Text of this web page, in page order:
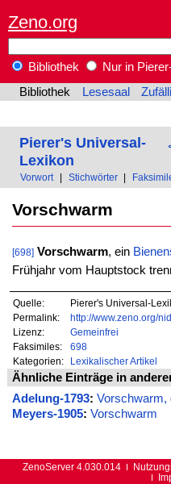
Zeno.org
Bibliothek
Nur in
Bibliothek
Lesesaal
Pierer's Universal-
Lexikon
Vorwort Stichwörter
Vorschwarm
[698] Vorschwarm, ein
Frühjahr vom Hauptstock
Quelle:
Pierer's Universal-
Permalink:
http://www.zeno.org/
Lizenz:
Gemeinfrei
Faksimiles:
698
Kategorien:
Lexikalischer Artikel
Ähnliche Einträge in
Adelung-1793: Vorschwarm,
Meyers-1905: Vorschwarm
ZenoServer 4.030.014